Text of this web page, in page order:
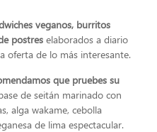
veganos, burritos
postres elaborados a diario
oferta de lo más interesante.
que pruebes su
de seitán marinado con
alga wakame, cebolla
de lima espectacular.